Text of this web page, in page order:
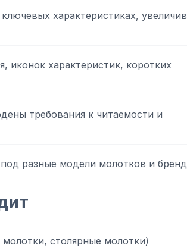
характеристиках,
иконок характеристик, коротких
требования к читаемости и
под разные модели молотков и
столярные молотки)